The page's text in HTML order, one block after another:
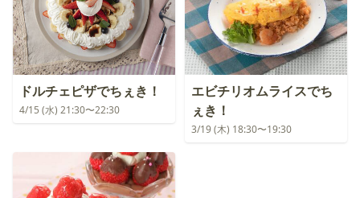
ドルチェピザでちぇき！
4/15 (水) 21:30〜22:30
エビチリオムライスでち
ぇき！
3/19 (木) 18:30〜19:30